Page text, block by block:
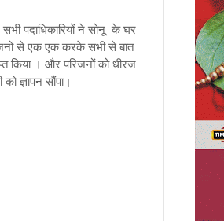
पदाधिकारियों ने सोनू के घर
से एक एक करके सभी से बात
किया । और परिजनों को धीरज
ज्ञापन सौंपा।